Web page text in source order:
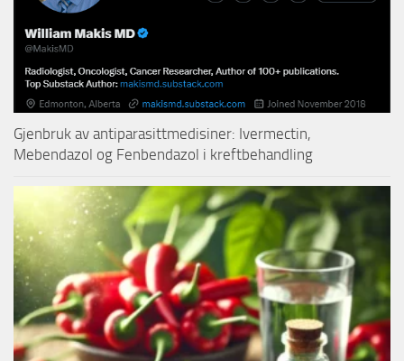
Gjenbruk av antiparasittmedisiner: Ivermectin,
Mebendazol og Fenbendazol i kreftbehandling